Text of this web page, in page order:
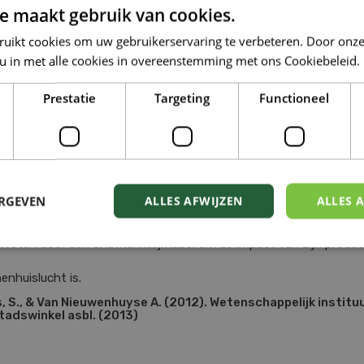
alternatieve onderhoudsproducten voor heel het huis,
binnenshuis.
inademen.
is dan de buitenlucht.
bestaan, waarvan er verschillende kankerverwekkend zijn.
interieurs gemiddeld 4 kankerverwekkende vervuilers bevatten.
en vluchtige organische samenstellingen bevatten die de
door een onafhankelijk label om de impact van zijn
is.
S., & Van Nieuwenhuyse A. (2012). Wetenschappelijk
asbl. (2013)
maakt gebruik van cookies.
cookies om uw gebruikerservaring te verbeteren. Door
in met alle cookies in overeenstemming met ons Cookiebeleid.
Prestatie Targeting
Functioneel
ALLES
ALLES AFWIJZEN